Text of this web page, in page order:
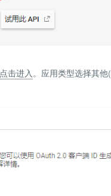
点击进入。应用类型选择其他(